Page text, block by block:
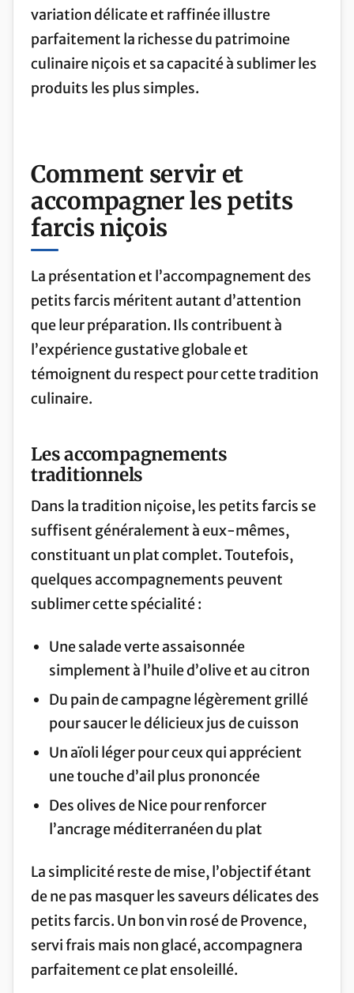
variation délicate et raffinée illustre
parfaitement la richesse du patrimoine
culinaire niçois et sa capacité à sublimer les
produits les plus simples.
Comment servir et
accompagner les petits
farcis niçois
La présentation et l’accompagnement des
petits farcis méritent autant d’attention
que leur préparation. Ils contribuent à
l’expérience gustative globale et
témoignent du respect pour cette tradition
culinaire.
Les accompagnements
traditionnels
Dans la tradition niçoise, les petits farcis se
suffisent généralement à eux-mêmes,
constituant un plat complet. Toutefois,
quelques accompagnements peuvent
sublimer cette spécialité :
Une salade verte assaisonnée
simplement à l’huile d’olive et au citron
Du pain de campagne légèrement grillé
pour saucer le délicieux jus de cuisson
Un aïoli léger pour ceux qui apprécient
une touche d’ail plus prononcée
Des olives de Nice pour renforcer
l’ancrage méditerranéen du plat
La simplicité reste de mise, l’objectif étant
de ne pas masquer les saveurs délicates des
petits farcis. Un bon vin rosé de Provence,
servi frais mais non glacé, accompagnera
parfaitement ce plat ensoleillé.